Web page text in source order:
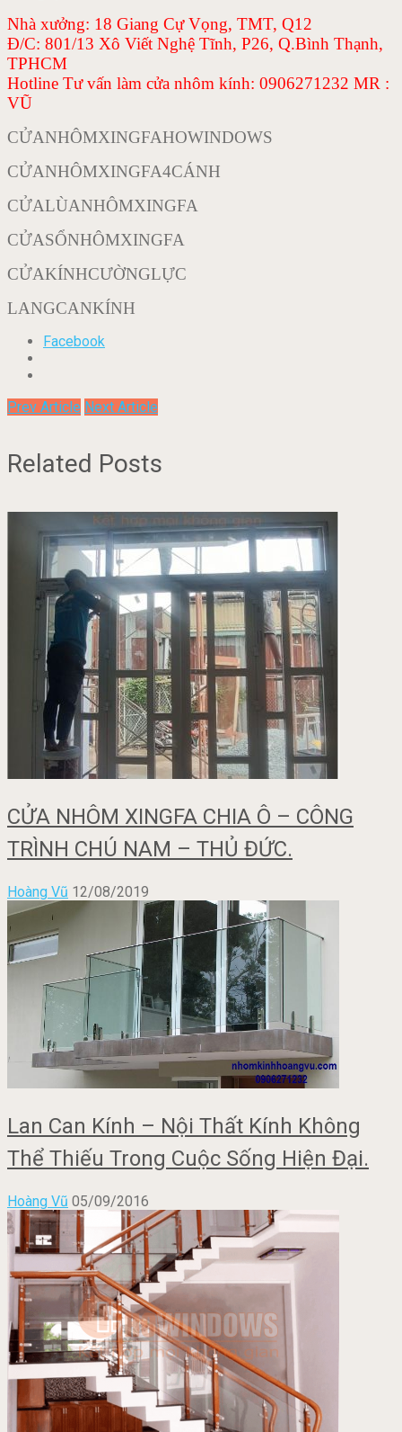
Nhà xưởng: 18 Giang Cự Vọng, TMT, Q12
Đ/C: 801/13 Xô Viết Nghệ Tĩnh, P26, Q.Bình Thạnh,
TPHCM
Hotline Tư vấn làm cửa nhôm kính: 0906271232 MR :
VŨ
CỬANHÔMXINGFAHOWINDOWS
CỬANHÔMXINGFA4CÁNH
CỬALÙANHÔMXINGFA
CỬASỔNHÔMXINGFA
CỬAKÍNHCƯỜNGLỰC
LANGCANKÍNH
Facebook
Prev Article Next Article
Related Posts
CỬA NHÔM XINGFA CHIA Ô – CÔNG
TRÌNH CHÚ NAM – THỦ ĐỨC.
Hoàng Vũ 12/08/2019
Lan Can Kính – Nội Thất Kính Không
Thể Thiếu Trong Cuộc Sống Hiện Đại.
Hoàng Vũ 05/09/2016